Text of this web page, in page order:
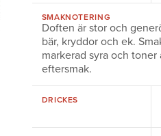
SMAKNOTERING
Doften är stor och
bär, kryddor och ek.
markerad syra och
eftersmak.
DRICKES